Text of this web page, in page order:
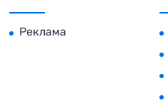
Реклама